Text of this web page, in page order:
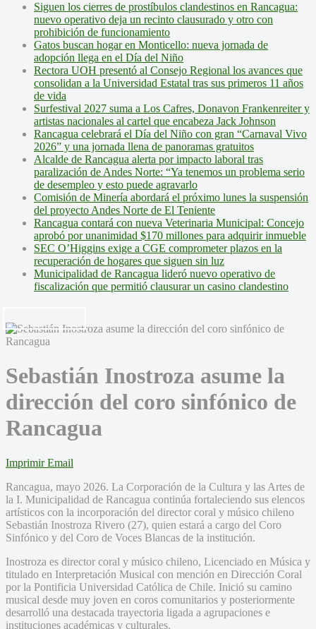
Siguen los cierres de prostíbulos clandestinos en Rancagua:
nuevo operativo deja un recinto clausurado y otro con
prohibición de funcionamiento
Gatos buscan hogar en Monticello: nueva jornada de
adopción llega en el Día del Niño
Rectora UOH presentó al Consejo Regional los avances que
consolidan a la Universidad Estatal tras sus primeros 11 años
de vida
Surfestival 2027 suma a Los Cafres, Donavon Frankenreiter y
artistas nacionales al cartel que encabeza Jack Johnson
Rancagua celebrará el Día del Niño con gran “Carnaval Vivo
2026” y una jornada llena de panoramas gratuitos
Alcalde de Rancagua alerta por impacto laboral tras
paralización de Andes Norte: “Ya tenemos un problema serio
de desempleo y esto puede agravarlo
Comisión de Minería abordará el próximo lunes la suspensión
del proyecto Andes Norte de El Teniente
Rancagua contará con nueva Veterinaria Municipal: Concejo
aprobó por unanimidad $170 millones para adquirir inmueble
SEC O’Higgins exige a CGE comprometer plazos en la
recuperación de hogares que siguen sin luz
Municipalidad de Rancagua lideró nuevo operativo de
fiscalización que permitió clausurar un casino clandestino
Sebastián Inostroza asume la
dirección del coro sinfónico de
Rancagua
Imprimir Email
Rancagua, mayo 2026. La Corporación de la Cultura y las Artes de
la I. Municipalidad de Rancagua continúa fortaleciendo sus elencos
artísticos con la incorporación del director coral y músico chileno
Sebastián Inostroza Rivero (27), quien estará a cargo del Coro
Sinfónico y del Coro de Voces Blancas de la institución.
Inostroza es director coral y músico chileno, Licenciado en Música y
titulado en Interpretación Musical con mención en Dirección Coral
por la Pontificia Universidad Católica de Chile. Inició su camino
musical desde muy joven en coros comunitarios y posteriormente
desarrolló una destacada trayectoria ligada a agrupaciones e
instituciones académicas y culturales.